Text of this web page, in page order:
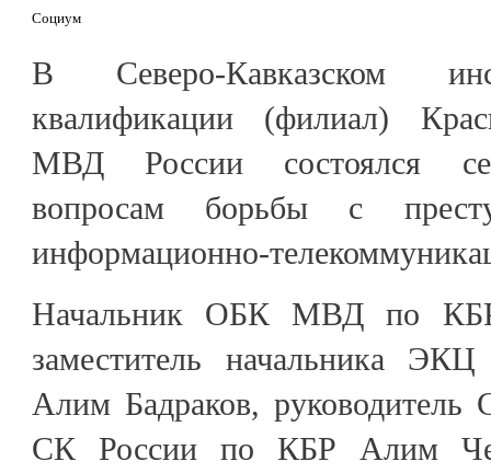
Социум
В Северо-Кавказском
квалификации (филиал)
МВД России состоялся
вопросам борьбы с
информационно-
Начальник ОБК МВД по
заместитель начальника
Алим Бадраков,
СК России по КБР Алим